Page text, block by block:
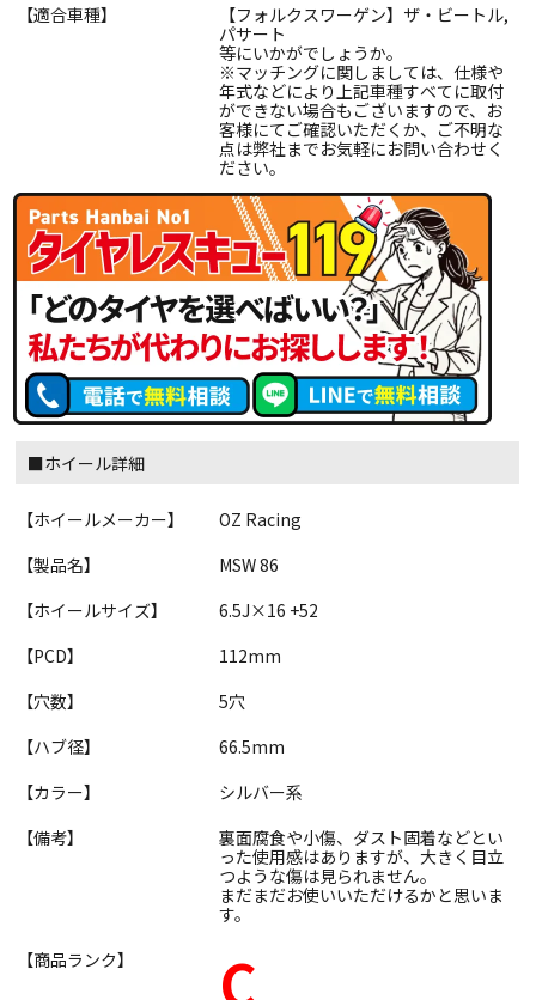
【適合車種】
【フォルクスワーゲン】ザ・ビートル,
パサート
等にいかがでしょうか。
※マッチングに関しましては、仕様や
年式などにより上記車種すべてに取付
ができない場合もございますので、お
客様にてご確認いただくか、ご不明な
点は弊社までお気軽にお問い合わせく
ださい。
■ホイール詳細
【ホイールメーカー】
OZ Racing
【製品名】
MSW 86
【ホイールサイズ】
6.5J×16 +52
【PCD】
112mm
【穴数】
5穴
【ハブ径】
66.5mm
【カラー】
シルバー系
【備考】
裏面腐食や小傷、ダスト固着などとい
った使用感はありますが、大きく目立
つような傷は見られません。
まだまだお使いいただけるかと思いま
す。
【商品ランク】
C